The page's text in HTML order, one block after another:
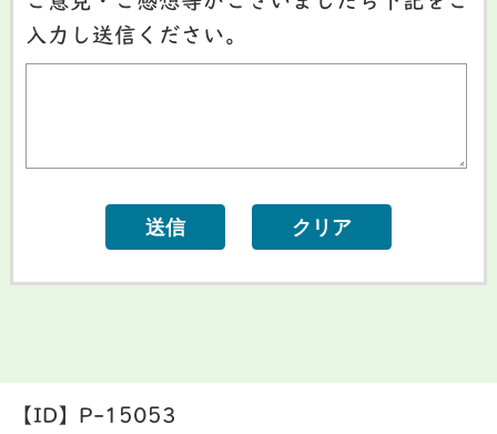
入力し送信ください。
【ID】 P-15053